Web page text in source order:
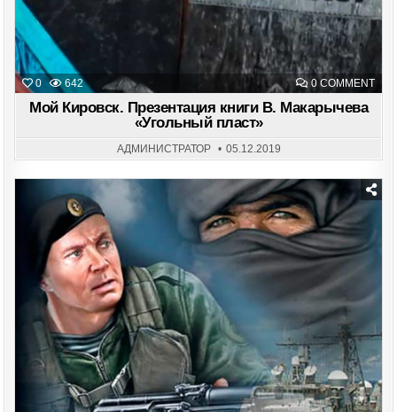
0 642 0 COMMENTON
В.
Мой Кировск. Презентация книги В. Макарычева
«Угольный пласт»
АДМИНИСТРАТОР 05.12.2019